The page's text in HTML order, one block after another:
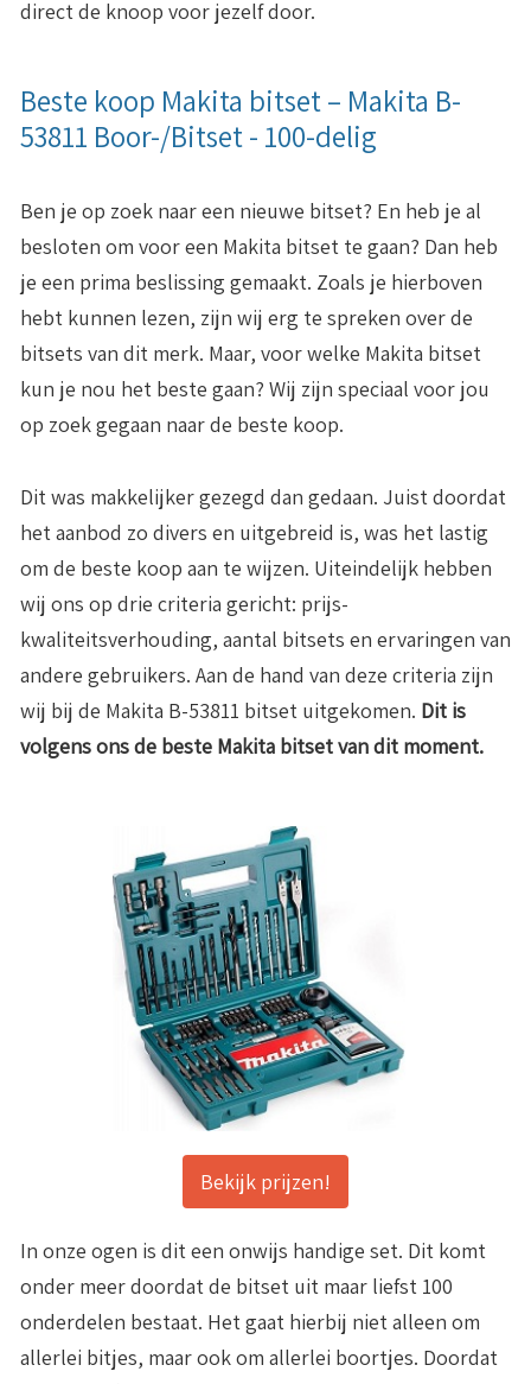
direct de knoop voor jezelf door.
Beste koop Makita bitset – Makita B-
53811 Boor-/Bitset - 100-delig
Ben je op zoek naar een nieuwe bitset? En heb je al
besloten om voor een Makita bitset te gaan? Dan heb
je een prima beslissing gemaakt. Zoals je hierboven
hebt kunnen lezen, zijn wij erg te spreken over de
bitsets van dit merk. Maar, voor welke Makita bitset
kun je nou het beste gaan? Wij zijn speciaal voor jou
op zoek gegaan naar de beste koop.
Dit was makkelijker gezegd dan gedaan. Juist doordat
het aanbod zo divers en uitgebreid is, was het lastig
om de beste koop aan te wijzen. Uiteindelijk hebben
wij ons op drie criteria gericht: prijs-
kwaliteitsverhouding, aantal bitsets en ervaringen van
andere gebruikers. Aan de hand van deze criteria zijn
wij bij de Makita B-53811 bitset uitgekomen. Dit is
volgens ons de beste Makita bitset van dit moment.
Bekijk prijzen!
In onze ogen is dit een onwijs handige set. Dit komt
onder meer doordat de bitset uit maar liefst 100
onderdelen bestaat. Het gaat hierbij niet alleen om
allerlei bitjes, maar ook om allerlei boortjes. Doordat